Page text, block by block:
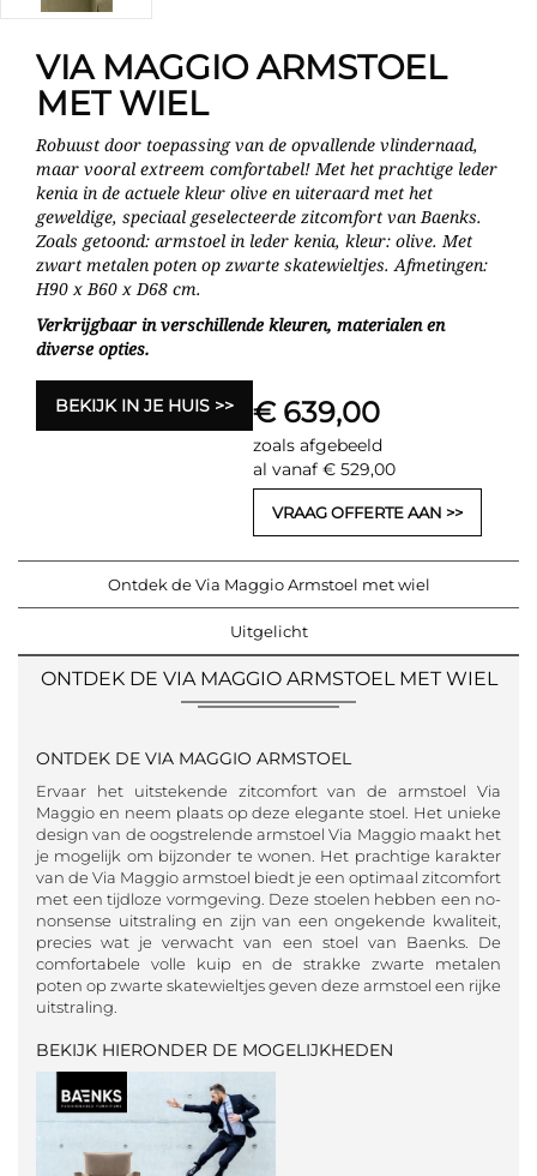
VIA MAGGIO ARMSTOEL
MET WIEL
Robuust door toepassing van de opvallende vlindernaad,
maar vooral extreem comfortabel! Met het prachtige leder
kenia in de actuele kleur olive en uiteraard met het
geweldige, speciaal geselecteerde zitcomfort van Baenks.
Zoals getoond: armstoel in leder kenia, kleur: olive. Met
zwart metalen poten op zwarte skatewieltjes. Afmetingen:
H90 x B60 x D68 cm.
Verkrijgbaar in verschillende kleuren, materialen en
diverse opties.
BEKIJK IN JE HUIS € 639,00
zoals afgebeeld
al vanaf € 529,00
VRAAG OFFERTE AAN
Ontdek de Via Maggio Armstoel met wiel
Uitgelicht
ONTDEK DE VIA MAGGIO ARMSTOEL MET WIEL
ONTDEK DE VIA MAGGIO ARMSTOEL
Ervaar het uitstekende zitcomfort van de armstoel Via
Maggio en neem plaats op deze elegante stoel. Het unieke
design van de oogstrelende armstoel Via Maggio maakt het
je mogelijk om bijzonder te wonen. Het prachtige karakter
van de Via Maggio armstoel biedt je een optimaal zitcomfort
met een tijdloze vormgeving. Deze stoelen hebben een no-
nonsense uitstraling en zijn van een ongekende kwaliteit,
precies wat je verwacht van een stoel van Baenks. De
comfortabele volle kuip en de strakke zwarte metalen
poten op zwarte skatewieltjes geven deze armstoel een rijke
uitstraling.
BEKIJK HIERONDER DE MOGELIJKHEDEN